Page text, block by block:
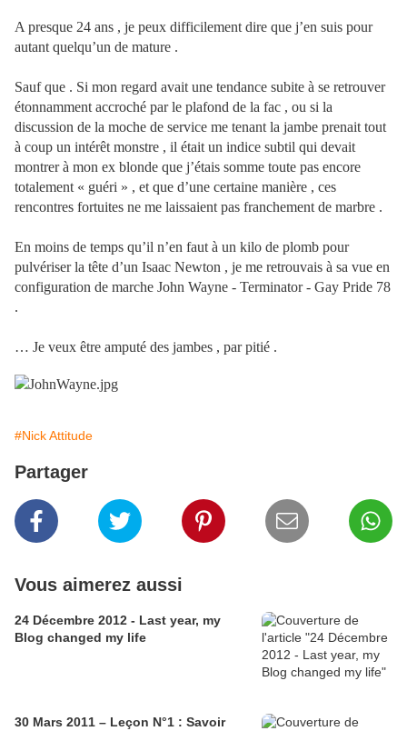
A presque 24 ans , je peux difficilement dire que j’en suis pour
autant quelqu’un de mature .
Sauf que . Si mon regard avait une tendance subite à se retrouver
étonnamment accroché par le plafond de la fac , ou si la
discussion de la moche de service me tenant la jambe prenait tout
à coup un intérêt monstre , il était un indice subtil qui devait
montrer à mon ex blonde que j’étais somme toute pas encore
totalement « guéri » , et que d’une certaine manière , ces
rencontres fortuites ne me laissaient pas franchement de marbre .
En moins de temps qu’il n’en faut à un kilo de plomb pour
pulvériser la tête d’un Isaac Newton , je me retrouvais à sa vue en
configuration de marche John Wayne - Terminator - Gay Pride 78
.
… Je veux être amputé des jambes , par pitié .
#Nick Attitude
Partager
Vous aimerez aussi
24 Décembre 2012 - Last year, my
Blog changed my life
30 Mars 2011 – Leçon N°1 : Savoir